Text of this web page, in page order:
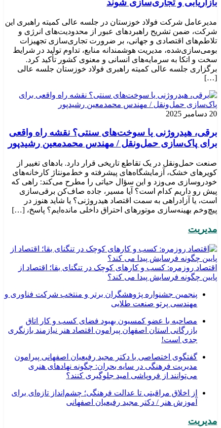
بازاریابی و تجاری‌سازی شوند
مدیرعامل شرکت فولاد خوزستان در جلسه عالی کمیته راهبری این
شرکت، ضمن تشریح راهبردهای عبور از محدودیت‌های انرژی و
تلاطم‌های اقتصادی و جهانی، بر ضرورت تجاری‌سازی تجهیزات
بومی‌سازی‌شده، مدیریت هوشمندانه منابع، تداوم تولید در شرایط
سخت و اتکا به سرمایه‌های انسانی و معنوی کشور تأکید کرد.
برگزاری جلسه عالی کمیته راهبری فولاد خوزستان جلسه عالی
[…]
20 دسامبر 2025
برقی، هیدروژنی یا سوخت‌های سنتی؟ نقشه راه واقعی
برای پاک‌سازی حمل‌ونقل / مهندس محمدمعین رشیدپور
صنعت حمل‌ونقل در یک تقاطع تاریخی قرار دارد. بادهای تغییر از
کویرهای خشک، آزمایشگاه‌های پیشرفته و خط‌مونتاژ کارخانه‌های
خودروسازی می‌وزد و این سؤال حیاتی را مطرح می‌کند: راهی که
پیش رو داریم کدام است؟ آیا مسیر، جاده صاف‌کن برقی‌سازی
است، یا آزادراهی به سمت اقتصاد هیدروژنی؟ یا شاید هنوز در
پیچ‌وخم بهینه‌سازی موتورهای احتراق داخلی مانده‌ایم؟ پاسخ، […]
مدیریت
اقتصاد روزمره: کسب‌ و کارهای کوچک در تنگنای بقا؛ اقتصاد از
پایین چگونه فرسایش پیدا می کند؟
پنجمین جشنواره پژوهشگران برتر و منتخب شرکت فناوری و
مهندسی پرتو صنعت طلایی
مصاحبه با عضو کمسیون بهبود فضای کسب و کار اتاق
بازرگانی استان اصفهان پیرامون اقتصاد هنر نیازمند بازنگری
جدی است!
گفتگوی اختصاصی با دکتر مجید رفیعیان اصفهانی پیرامون
مدیریت فرهنگی در سایه بحران: چگونه نهادهای هنری
می‌توانند از فروپاشی امید جلوگیری کنند؟
از اخلاق مراقبتی تا عدالت فرهنگی؛ چشم‌انداز تازه‌ای برای
آموزش هنر / دکتر مجید رفیعیان اصفهانی
مدیریت